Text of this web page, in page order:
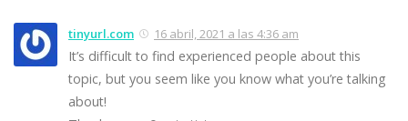
tinyurl.com 16 abril, 2021 a las 4:36 am
It’s difficult to find experienced people about this
topic, but you seem like you know what you’re talking
about!